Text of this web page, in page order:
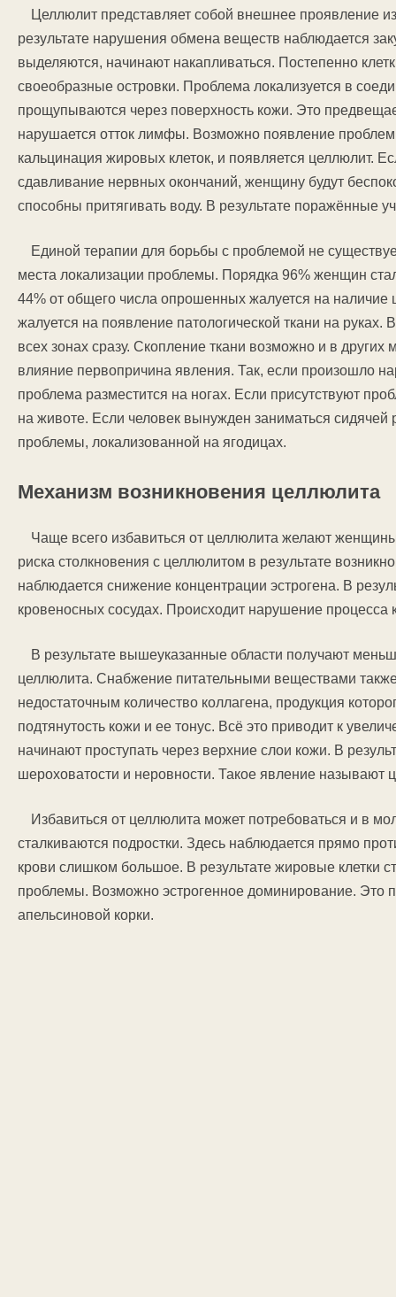
Целлюлит представляет собой внешнее проявление
результате нарушения обмена веществ наблюдается
выделяются, начинают накапливаться. Постепенно
своеобразные островки. Проблема локализуется в
прощупываются через поверхность кожи. Это
нарушается отток лимфы. Возможно появление
кальцинация жировых клеток, и появляется целлюлит.
сдавливание нервных окончаний, женщину будут
способны притягивать воду. В результате поражённые
Единой терапии для борьбы с проблемой не
места локализации проблемы. Порядка 96% женщин
44% от общего числа опрошенных жалуется на
жалуется на появление патологической ткани на
всех зонах сразу. Скопление ткани возможно и в
влияние первопричина явления. Так, если произошло
проблема разместится на ногах. Если присутствуют
на животе. Если человек вынужден заниматься сидячей
проблемы, локализованной на ягодицах.
Механизм возникновения целлюлита
Чаще всего избавиться от целлюлита желают
риска столкновения с целлюлитом в результате
наблюдается снижение концентрации эстрогена. В
кровеносных сосудах. Происходит нарушение
В результате вышеуказанные области получают
целлюлита. Снабжение питательными веществами
недостаточным количество коллагена, продукция
подтянутость кожи и ее тонус. Всё это приводит к
начинают проступать через верхние слои кожи. В
шероховатости и неровности. Такое явление называют
Избавиться от целлюлита может потребоваться и в
сталкиваются подростки. Здесь наблюдается прямо
крови слишком большое. В результате жировые клетки
проблемы. Возможно эстрогенное доминирование. Это
апельсиновой корки.